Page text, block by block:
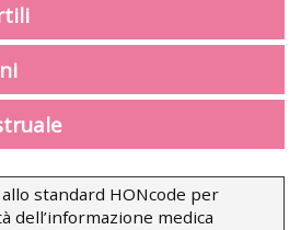
standard HONcode per
dell’informazione medica